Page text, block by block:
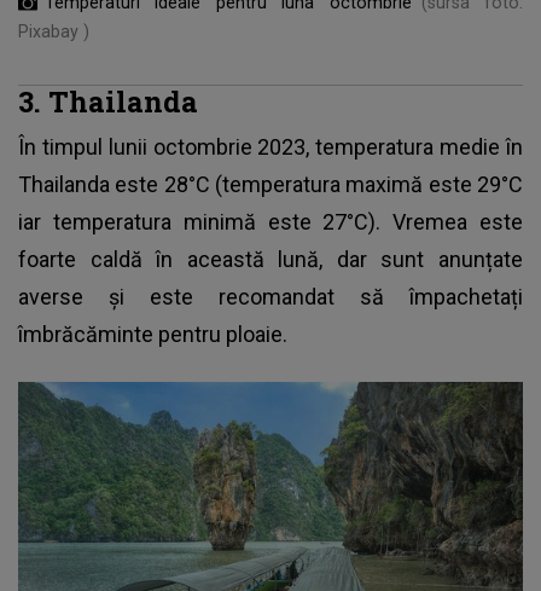
Pixabay )
3. Thailanda
În timpul lunii octombrie 2023, temperatura medie în
Thailanda este 28°C (temperatura maximă este 29°C
iar temperatura minimă este 27°C). Vremea este
foarte caldă în această lună, dar sunt anunțate
averse și este recomandat să împachetați
îmbrăcăminte pentru ploaie.